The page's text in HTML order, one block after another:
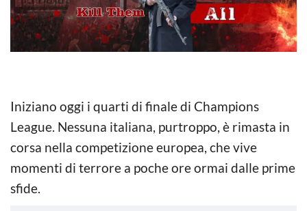
Iniziano oggi i quarti di finale di Champions
League. Nessuna italiana, purtroppo, è rimasta in
corsa nella competizione europea, che vive
momenti di terrore a poche ore ormai dalle prime
sfide.